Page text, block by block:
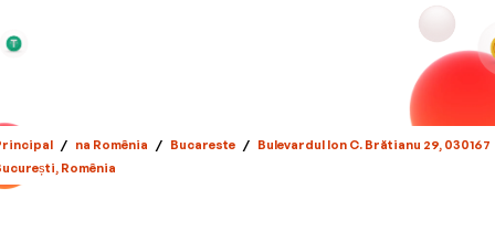
/ na Romênia / Bucareste / Bulevardul Ion C. Brătianu 29, 030167
Romênia